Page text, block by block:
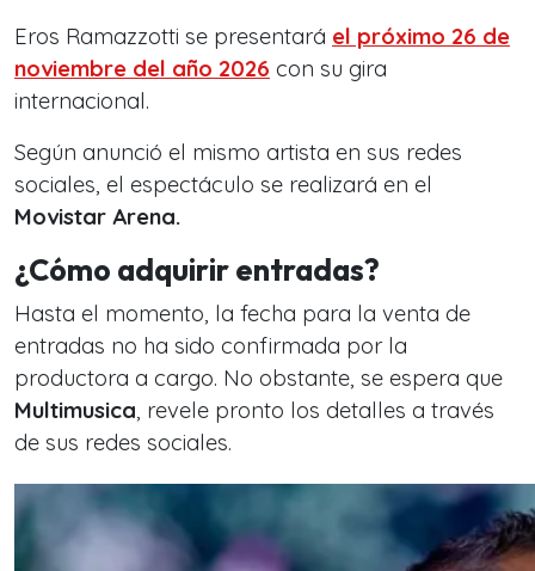
Eros Ramazzotti se presentará el próximo 26 de
noviembre del año 2026 con su gira
internacional.
Según anunció el mismo artista en sus redes
sociales, el espectáculo se realizará en el
Movistar Arena.
¿Cómo adquirir entradas?
Hasta el momento, la fecha para la venta de
entradas no ha sido confirmada por la
productora a cargo. No obstante, se espera que
Multimusica, revele pronto los detalles a través
de sus redes sociales.